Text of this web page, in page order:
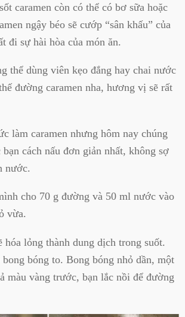
caramen còn có thể có bơ sữa hoặc
ngậy béo sẽ cướp “sân khấu” của
đi sự hài hòa của món ăn.
thể dùng viên kẹo đắng hay chai nước
đường caramen nha, hương vị sẽ rất
làm caramen nhưng hôm nay chúng
cách nấu đơn giản nhất, không sợ
nước.
cho 70 g đường và 50 ml nước vào
vừa.
hóa lỏng thành dung dịch trong suốt.
bóng to. Bong bóng nhỏ dần, một
màu vàng trước, bạn lắc nồi để đường